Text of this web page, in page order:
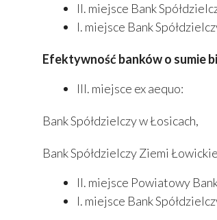
II. miejsce Bank
I. miejsce Bank
Efektywność banków o sumie
III. miejsce ex aequo:
Bank Spółdzielczy w Łosicach,
Bank Spółdzielczy Ziemi
II. miejsce Powiatowy
I. miejsce Bank